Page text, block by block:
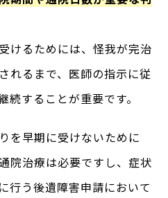
けるためには、怪我が完治
れるまで、医師の指示に従
続することが重要です。
を早期に受けないために
院治療は必要ですし、症状
行う後遺障害申請において